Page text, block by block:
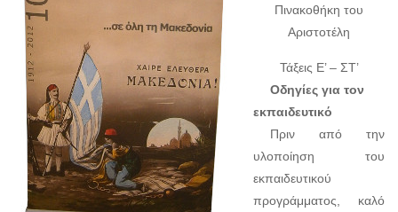
Πινακοθήκη του
Αριστοτέλη
Τάξεις Ε’ – ΣΤ’
Οδηγίες για τον
εκπαιδευτικό
Πριν από την
υλοποίηση του
εκπαιδευτικού
προγράμματος, καλό